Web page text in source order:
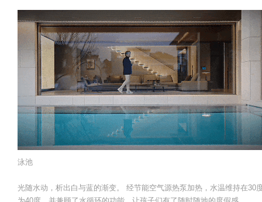
泳池
光随水动，析出白与蓝的渐变。 经节能空气源热泵加热，水温维持在